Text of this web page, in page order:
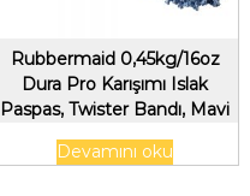
Rubbermaid 0,45kg/16oz
Dura Pro Karışımı Islak
Paspas, Twister Bandı, Mavi
Devamını oku